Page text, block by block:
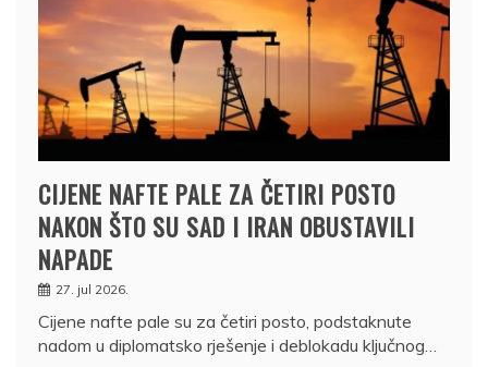
CIJENE NAFTE PALE ZA ČETIRI POSTO
NAKON ŠTO SU SAD I IRAN OBUSTAVILI
NAPADE
27. jul 2026.
Cijene nafte pale su za četiri posto, podstaknute
nadom u diplomatsko rješenje i deblokadu ključnog…